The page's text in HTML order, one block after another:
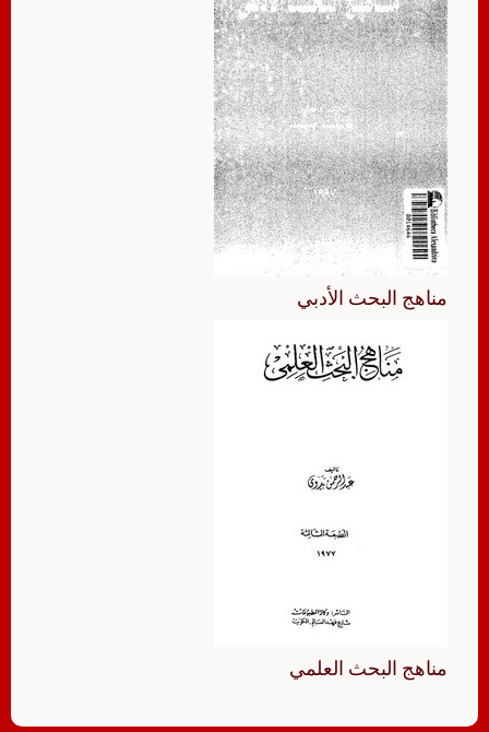
مناهج البحث الأدبي
مناهج البحث العلمي